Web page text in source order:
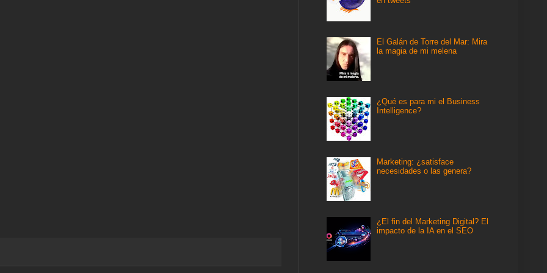
El Galán de Torre del Mar: Mira
la magia de mi melena
¿Qué es para mi el Business
Intelligence?
Marketing: ¿satisface
necesidades o las genera?
¿El fin del Marketing Digital? El
impacto de la IA en el SEO